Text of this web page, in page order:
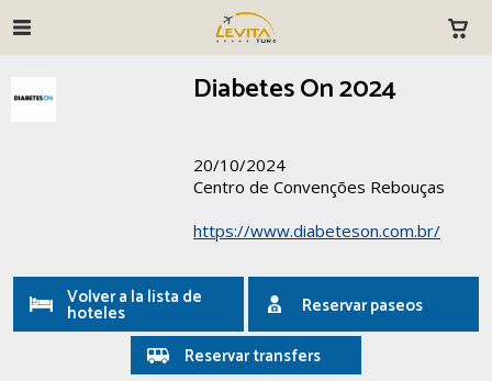
Diabetes On 2024
20/10/2024
Centro de Convenções Rebouças
https://www.diabeteson.com.br/
Volver a la lista de
hoteles
Reservar paseos
Reservar transfers